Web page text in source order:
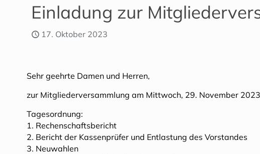
Einladung zur
17. Oktober 2023
Sehr geehrte Damen und Herren,
zur Mitgliederversammlung am Mittwoch, 29. November
Tagesordnung:
1. Rechenschaftsbericht
2. Bericht der Kassenprüfer und Entlastung des Vorstandes
3. Neuwahlen